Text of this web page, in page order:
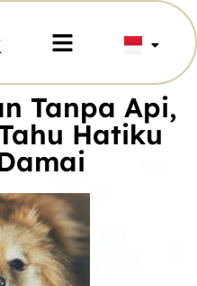
Tanpa Api,
Hatiku